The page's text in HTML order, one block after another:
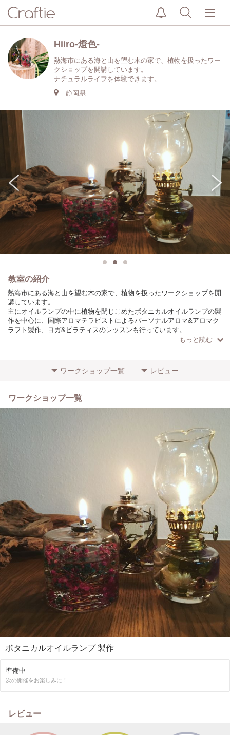
Hiiro-燈色-
熱海市にある海と山を望む木の家で、植物を扱ったワー
クショップを開講しています。
ナチュラルライフを体験できます。
静岡県
教室の紹介
熱海市にある海と山を望む木の家で、植物を扱ったワークショップを開
講しています。
主にオイルランプの中に植物を閉じこめたボタニカルオイルランプの製
作を中心に、国際アロマテラピストによるパーソナルアロマ&アロマク
ラフト製作、ヨガ&ピラティスのレッスンも行っています。
もっと読む
ワークショップ一覧 レビュー
ワークショップ一覧
ボタニカルオイルランプ 製作
準備中
次の開催をお楽しみに！
レビュー